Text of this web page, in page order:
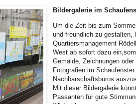
Bildergalerie im
Um die Zeit bis zum
und freundlich zu gestalten,
Quartiersmanagement
West ab sofort dazu
Gemälde, Zeichnungen oder
Fotografien im Schaufenster
Nachbarschaftsbüros
Mit dieser Bildergalerie
Passanten für gute